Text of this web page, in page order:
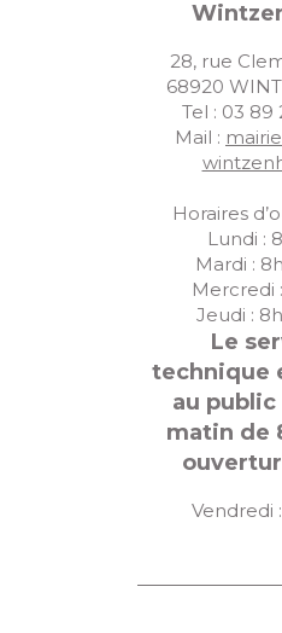
28, rue
68920
Tel : 03 89
Mail :
Horaires
Lundi :
Mardi :
Mercredi
Jeudi :
Le
technique
au
matin de
Vendredi